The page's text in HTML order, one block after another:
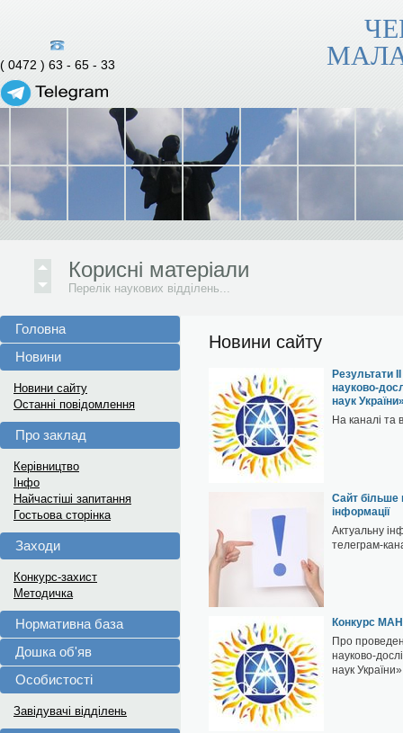
( 0472 ) 63 - 65 - 33
Корисні матеріали
Перелік наукових відділень...
Головна
Новини
Новини сайту
Останні повідомлення
Про заклад
Керівництво
Інфо
Найчастіші запитання
Гостьова сторінка
Заходи
Конкурс-захист
Методичка
Нормативна база
Дошка об'яв
Особистості
Завідувачі відділень
Новини сайту
Результати
науково-
наук
На каналі та
Сайт більше
інформації
Актуальну
телеграм-
Конкурс
Про
науково-
наук